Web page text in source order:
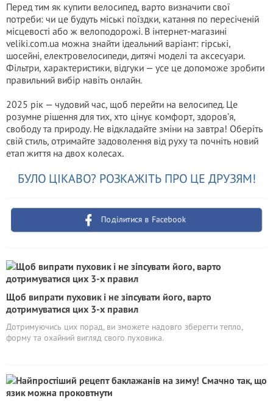
Перед тим як купити велосипед, варто визначити свої
потреби: чи це будуть міські поїздки, катання по пересіченій
місцевості або ж велоподорожі. В інтернет-магазині
veliki.com.ua можна знайти ідеальний варіант: гірські,
шосейні, електровелосипеди, дитячі моделі та аксесуари.
Фільтри, характеристики, відгуки — усе це допоможе зробити
правильний вибір навіть онлайн.
2025 рік — чудовий час, щоб перейти на велосипед. Це
розумне рішення для тих, хто цінує комфорт, здоров’я,
свободу та природу. Не відкладайте зміни на завтра! Оберіть
свій стиль, отримайте задоволення від руху та почніть новий
етап життя на двох колесах.
БУЛО ЦІКАВО? РОЗКАЖІТЬ ПРО ЦЕ ДРУЗЯМ!
Поділитися в Facebook
Щоб випрати пуховик і не зіпсувати його, варто
дотримуватися цих 3-х правил
Дотримуючись цих порад, ви зможете надовго зберегти тепло,
форму та охайний вигляд свого пуховика.